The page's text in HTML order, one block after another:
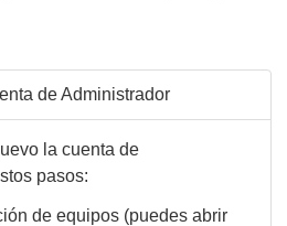
de Administrador
la cuenta de
pasos:
de equipos (puedes abrir